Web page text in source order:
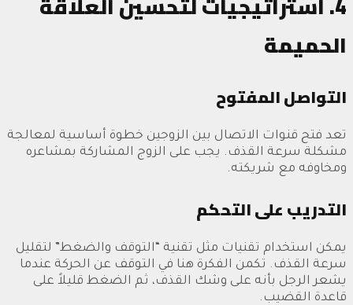
الحميمة
التواصل المفتوح
تعد فتح قنوات الاتصال بين الزوجين خطوة أساسية لمعالجة
مشكلة سرعة القذف. يجب على الزوج المشاركة بمشاعره
ومخاوفه مع شريكته.
التدريب على التحكم
يمكن استخدام تقنيات مثل تقنية “التوقف والضغط” لتقليل
سرعة القذف. تكمن الفكرة هنا في التوقف عن الحركة عندما
يشعر الرجل بأنه على وشك القذف، ثم الضغط قليلاً على
قاعدة القضيب.